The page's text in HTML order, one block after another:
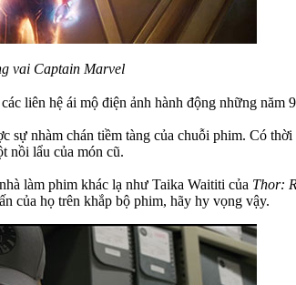
vai Captain Marvel
liên hệ ái mộ điện ảnh hành động những năm
sự nhàm chán tiềm tàng của chuỗi phim. Có thời
nồi lẩu của món cũ.
làm phim khác lạ như Taika Waititi của Thor:
của họ trên khắp bộ phim, hãy hy vọng vậy.